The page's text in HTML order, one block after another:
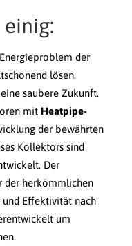
der
lösen.
saubere Zukunft.
mit Heatpipe-
der bewährten
Kollektors sind
Der
der herkömmlichen
und Effektivität nach
um